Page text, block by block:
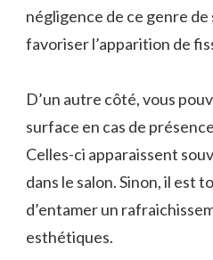
négligence de ce genre
favoriser l’apparition de
D’un autre côté, vous
surface en cas de
Celles-ci apparaissent
dans le salon. Sinon, il est
d’entamer un
esthétiques.